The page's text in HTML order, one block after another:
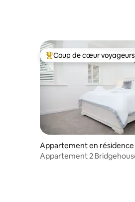
Coups de cœur voyageurs
Coup de cœur voyageurs
Appartement en résidence
Appartement 2